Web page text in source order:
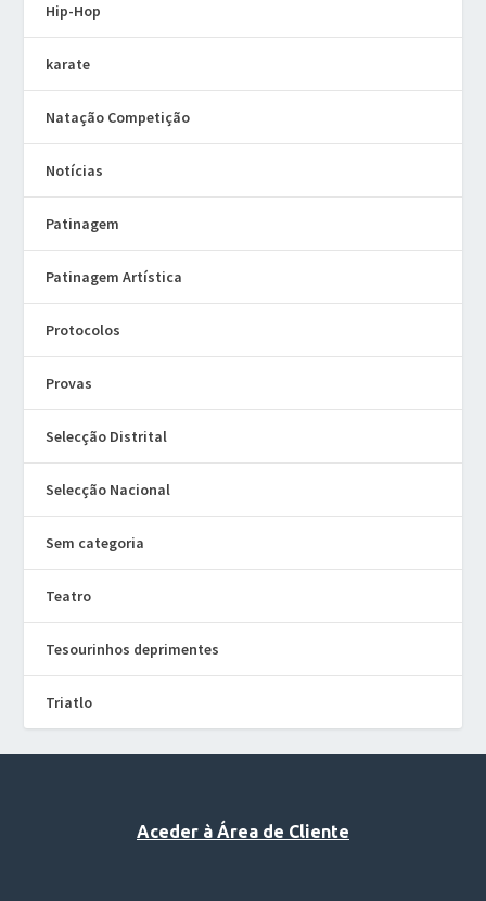
Hip-Hop
karate
Natação Competição
Notícias
Patinagem
Patinagem Artística
Protocolos
Provas
Selecção Distrital
Selecção Nacional
Sem categoria
Teatro
Tesourinhos deprimentes
Triatlo
Aceder à Área de Cliente